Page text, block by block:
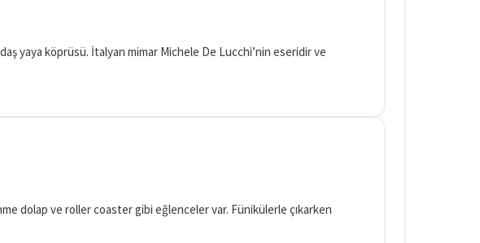
yaya köprüsü. İtalyan mimar Michele De Lucchi’nin eseridir ve
dolap ve roller coaster gibi eğlenceler var. Fünikülerle çıkarken